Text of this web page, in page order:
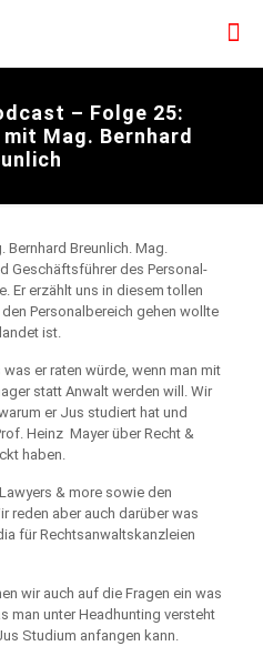
– Folge 25:
Mag. Bernhard
Bernhard Breunlich. Mag.
Geschäftsführer des Personal-
Er erzählt uns in diesem tollen
Personalbereich gehen wollte
ist.
er raten würde, wenn man mit
statt Anwalt werden will. Wir
er Jus studiert hat und
Heinz Mayer über Recht &
haben.
& more sowie den
reden aber auch darüber was
für Rechtsanwaltskanzleien
wir auch auf die Fragen ein was
man unter Headhunting versteht
Studium anfangen kann.